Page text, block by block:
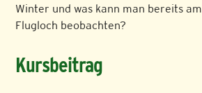
Winter und was kann man bereits
Flugloch beobachten?
Kursbeitrag